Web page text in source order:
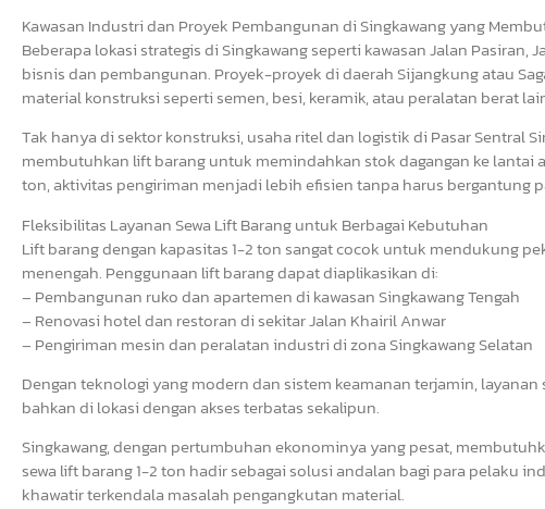
Kawasan Industri dan Proyek Pembangunan di Singkawang yang
Beberapa lokasi strategis di Singkawang seperti kawasan Jalan
bisnis dan pembangunan. Proyek-proyek di daerah Sijangkung atau
material konstruksi seperti semen, besi, keramik, atau peralatan berat
Tak hanya di sektor konstruksi, usaha ritel dan logistik di Pasar Sentral
membutuhkan lift barang untuk memindahkan stok dagangan ke lantai
ton, aktivitas pengiriman menjadi lebih efisien tanpa harus bergantung
Fleksibilitas Layanan Sewa Lift Barang untuk Berbagai Kebutuhan
Lift barang dengan kapasitas 1-2 ton sangat cocok untuk mendukung
menengah. Penggunaan lift barang dapat diaplikasikan di:
– Pembangunan ruko dan apartemen di kawasan Singkawang Tengah
– Renovasi hotel dan restoran di sekitar Jalan Khairil Anwar
– Pengiriman mesin dan peralatan industri di zona Singkawang Selatan
Dengan teknologi yang modern dan sistem keamanan terjamin,
bahkan di lokasi dengan akses terbatas sekalipun.
Singkawang, dengan pertumbuhan ekonominya yang pesat,
sewa lift barang 1-2 ton hadir sebagai solusi andalan bagi para pelaku
khawatir terkendala masalah pengangkutan material.